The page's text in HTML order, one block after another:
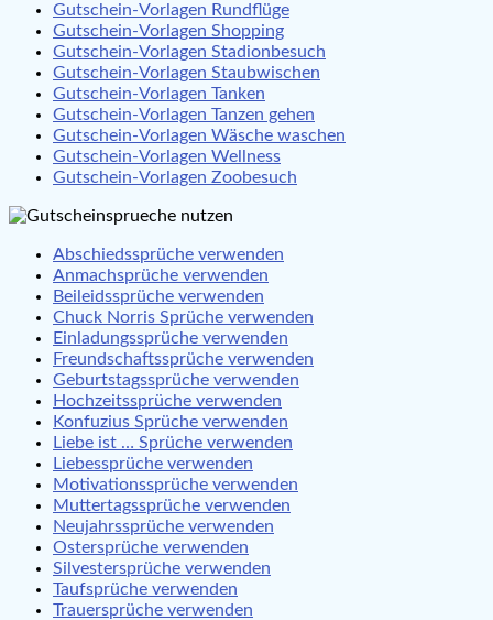
Gutschein-Vorlagen Rundflüge
Gutschein-Vorlagen Shopping
Gutschein-Vorlagen Stadionbesuch
Gutschein-Vorlagen Staubwischen
Gutschein-Vorlagen Tanken
Gutschein-Vorlagen Tanzen gehen
Gutschein-Vorlagen Wäsche waschen
Gutschein-Vorlagen Wellness
Gutschein-Vorlagen Zoobesuch
Abschiedssprüche verwenden
Anmachsprüche verwenden
Beileidssprüche verwenden
Chuck Norris Sprüche verwenden
Einladungssprüche verwenden
Freundschaftssprüche verwenden
Geburtstagssprüche verwenden
Hochzeitssprüche verwenden
Konfuzius Sprüche verwenden
Liebe ist … Sprüche verwenden
Liebessprüche verwenden
Motivationssprüche verwenden
Muttertagssprüche verwenden
Neujahrssprüche verwenden
Ostersprüche verwenden
Silvestersprüche verwenden
Taufsprüche verwenden
Trauersprüche verwenden